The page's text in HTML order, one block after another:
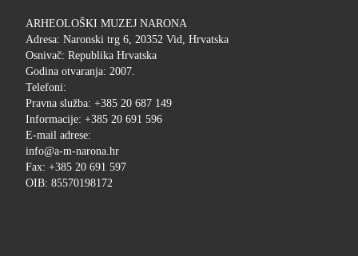
ARHEOLOŠKI MUZEJ NARONA
Adresa: Naronski trg 6, 20352 Vid, Hrvatska
Osnivač: Republika Hrvatska
Godina otvaranja: 2007.
Telefoni:
Pravna služba: +385 20 687 149
Informacije: +385 20 691 596
E-mail adrese:
info@a-m-narona.hr
Fax: +385 20 691 597
OIB: 85570198172